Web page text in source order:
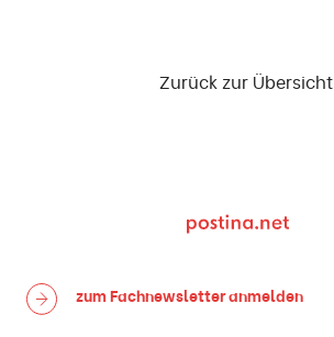
Zurück zur Übersicht
zum Fachnewsletteranmelden